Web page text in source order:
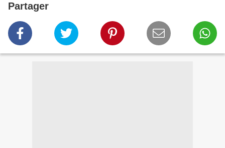
Partager